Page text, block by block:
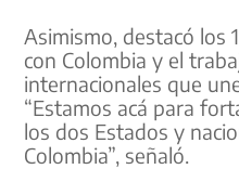
Asimismo, destacó los
con Colombia y el
internacionales que
“Estamos acá para
los dos Estados y
Colombia”, señaló.